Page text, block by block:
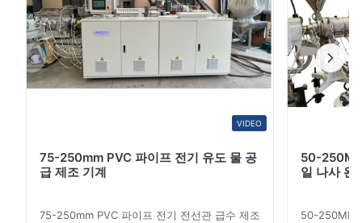
D D*s
Jan 8.2026
We use this extrusion line for WPC wall panel profiles. The
machine performance is stable, and the control system is easy
for operators to manage during daily production.
VIDEO
75-250mm PVC 파이프 전기 유도 물 공
급 제조 기계
75-250mm PVC 파이프 전기 전선관 급수 제조
50-
일 나사 완
50-250MM